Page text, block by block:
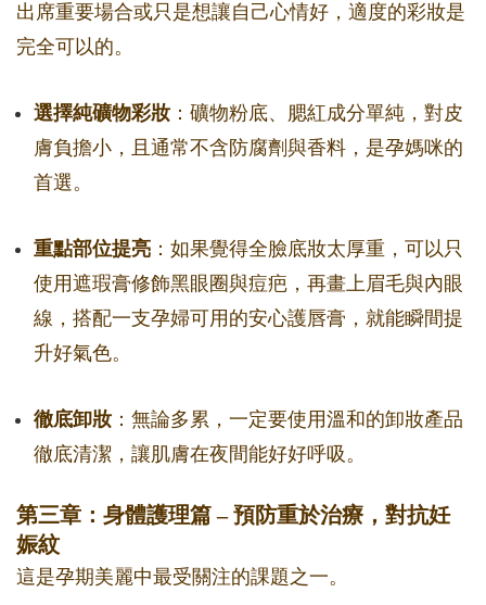
出席重要場合或只是想讓自己心情好，適度的彩妝是
完全可以的。
選擇純礦物彩妝 ：礦物粉底、腮紅成分單純，對皮
膚負擔小，且通常不含防腐劑與香料，是孕媽咪的
首選。
重點部位提亮 ：如果覺得全臉底妝太厚重，可以只
使用遮瑕膏修飾黑眼圈與痘疤，再畫上眉毛與內眼
線，搭配一支孕婦可用的安心護唇膏，就能瞬間提
升好氣色。
徹底卸妝 ：無論多累，一定要使用溫和的卸妝產品
徹底清潔，讓肌膚在夜間能好好呼吸。
第三章：身體護理篇 – 預防重於治療，對抗妊
娠紋
這是孕期美麗中最受關注的課題之一。